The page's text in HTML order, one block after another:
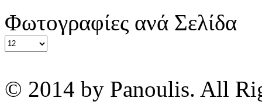
Φωτογραφίες ανά Σελίδα
© 2014 by Panoulis. All